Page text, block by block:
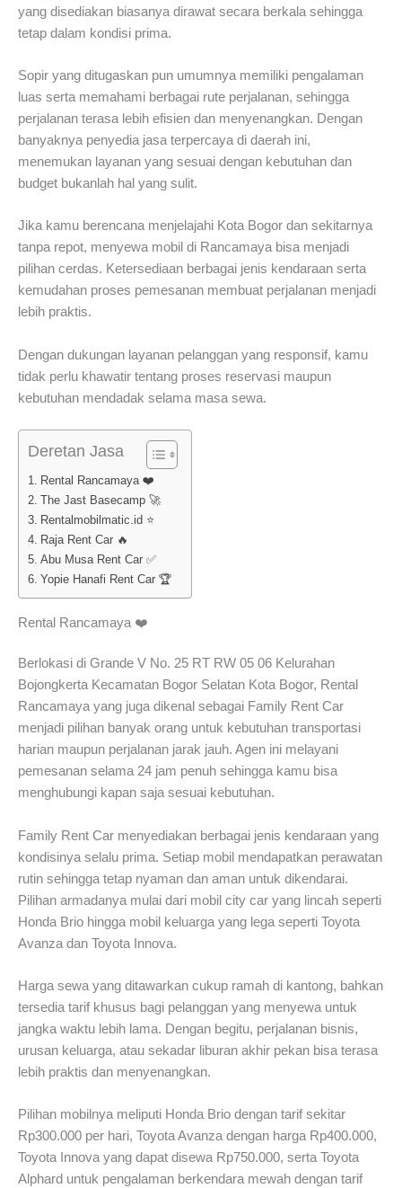
yang disediakan biasanya dirawat secara berkala sehingga
tetap dalam kondisi prima.
Sopir yang ditugaskan pun umumnya memiliki pengalaman
luas serta memahami berbagai rute perjalanan, sehingga
perjalanan terasa lebih efisien dan menyenangkan. Dengan
banyaknya penyedia jasa terpercaya di daerah ini,
menemukan layanan yang sesuai dengan kebutuhan dan
budget bukanlah hal yang sulit.
Jika kamu berencana menjelajahi Kota Bogor dan sekitarnya
tanpa repot, menyewa mobil di Rancamaya bisa menjadi
pilihan cerdas. Ketersediaan berbagai jenis kendaraan serta
kemudahan proses pemesanan membuat perjalanan menjadi
lebih praktis.
Dengan dukungan layanan pelanggan yang responsif, kamu
tidak perlu khawatir tentang proses reservasi maupun
kebutuhan mendadak selama masa sewa.
Deretan Jasa
Rental Rancamaya ❤️
The Jast Basecamp 🚀
Rentalmobilmatic.id ⭐
Raja Rent Car 🔥
Abu Musa Rent Car ✅
Yopie Hanafi Rent Car 🏆
Rental Rancamaya ❤️
Berlokasi di Grande V No. 25 RT RW 05 06 Kelurahan
Bojongkerta Kecamatan Bogor Selatan Kota Bogor, Rental
Rancamaya yang juga dikenal sebagai Family Rent Car
menjadi pilihan banyak orang untuk kebutuhan transportasi
harian maupun perjalanan jarak jauh. Agen ini melayani
pemesanan selama 24 jam penuh sehingga kamu bisa
menghubungi kapan saja sesuai kebutuhan.
Family Rent Car menyediakan berbagai jenis kendaraan yang
kondisinya selalu prima. Setiap mobil mendapatkan perawatan
rutin sehingga tetap nyaman dan aman untuk dikendarai.
Pilihan armadanya mulai dari mobil city car yang lincah seperti
Honda Brio hingga mobil keluarga yang lega seperti Toyota
Avanza dan Toyota Innova.
Harga sewa yang ditawarkan cukup ramah di kantong, bahkan
tersedia tarif khusus bagi pelanggan yang menyewa untuk
jangka waktu lebih lama. Dengan begitu, perjalanan bisnis,
urusan keluarga, atau sekadar liburan akhir pekan bisa terasa
lebih praktis dan menyenangkan.
Pilihan mobilnya meliputi Honda Brio dengan tarif sekitar
Rp300.000 per hari, Toyota Avanza dengan harga Rp400.000,
Toyota Innova yang dapat disewa Rp750.000, serta Toyota
Alphard untuk pengalaman berkendara mewah dengan tarif